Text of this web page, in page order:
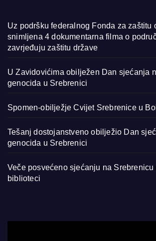
Uz podršku federalnog Fonda za zaštitu
snimljena 4 dokumentarna filma o
zavrjeđuju zaštitu države
U Zavidovićima obilježen Dan sjećanja
genocida u Srebrenici
Spomen-obilježje Cvijet Srebrenice u
Tešanj dostojanstveno obilježio Dan
genocida u Srebrenici
Veče posvećeno sjećanju na Srebrenicu
biblioteci